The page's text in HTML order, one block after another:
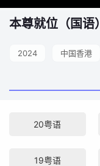
本尊就位（国语）
2024 中国香港
20粤语
19粤语